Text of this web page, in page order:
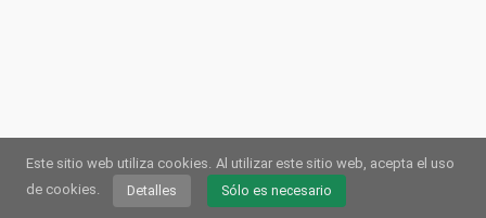
Este sitio web utiliza cookies. Al utilizar este sitio web, acepta el uso
de cookies.
Detalles Sólo es necesario
© 2026Webstream.eu •Pie de imprenta• Protección de datos/Galletas •
Condiciones de uso
Inglés Automático